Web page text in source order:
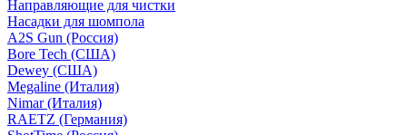
Направляющие для чистки
Насадки для шомпола
A2S Gun (Россия)
Bore Tech (США)
Dewey (США)
Megaline (Италия)
Nimar (Италия)
RAETZ (Германия)